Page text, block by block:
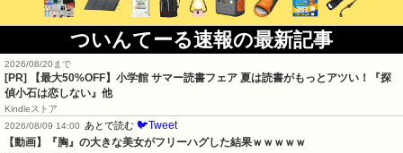
ついんてーる速報の最新記事
2026/08/20まで
[PR]
【最大50%OFF】小学館 サマー読書フェア 夏は読書がもっとアツい！『探
偵小石は恋しない』他
Kindleストア
2026/08/09 14:00
あとで読む 🐦Tweet
【動画】『胸』の大きな美女がフリーハグした結果ｗｗｗｗｗ